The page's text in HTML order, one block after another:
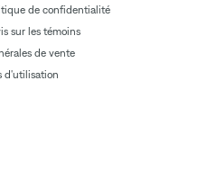
de confidentialité
sur les témoins
de vente
d'utilisation